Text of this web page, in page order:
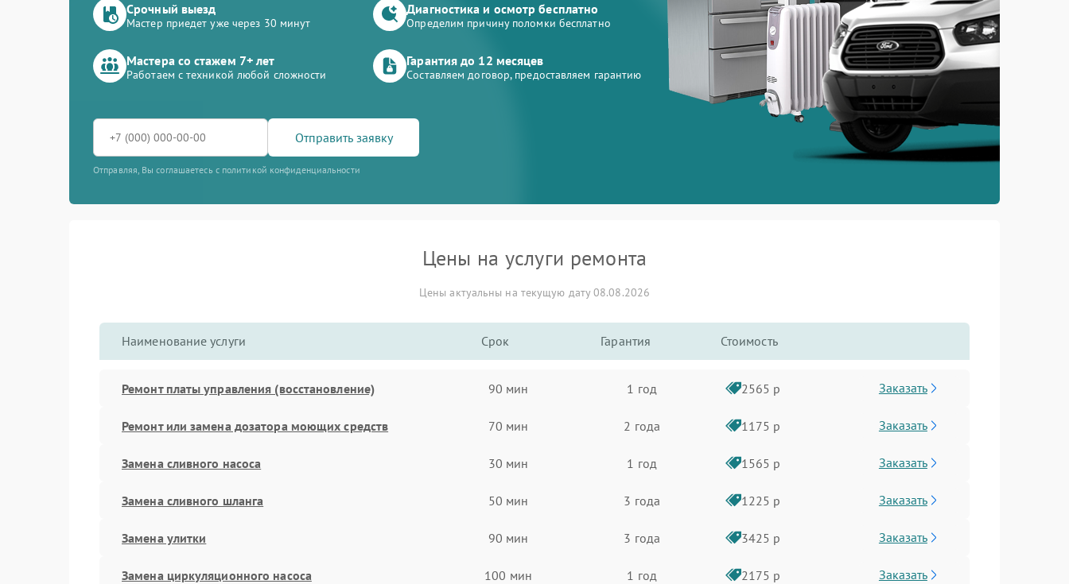
Срочный выезд
Мастер приедет уже через 30 минут
Диагностика и осмотр бесплатно
Определим причину поломки бесплатно
Мастера со стажем 7+ лет
Работаем с техникой любой сложности
Гарантия до 12 месяцев
Составляем договор, предоставляем гарантию
Отправить заявку
Отправляя, Вы соглашаетесь с политикой конфиденциальности
Цены на услуги ремонта
Цены актуальны на текущую дату 08.08.2026
Наименование услуги Срок Гарантия Стоимость
Ремонт платы управления (восстановление) 90 мин 1 год 2565 р Заказать
Ремонт или замена дозатора моющих средств 70 мин 2 года 1175 р Заказать
Замена сливного насоса 30 мин 1 год 1565 р Заказать
Замена сливного шланга 50 мин 3 года 1225 р Заказать
Замена улитки 90 мин 3 года 3425 р Заказать
Замена циркуляционного насоса 100 мин 1 год 2175 р Заказать